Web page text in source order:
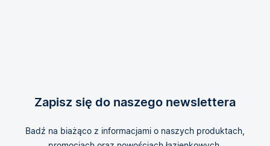
Zapisz się do naszego newslettera
Badź na biażąco z informacjami o naszych produktach,